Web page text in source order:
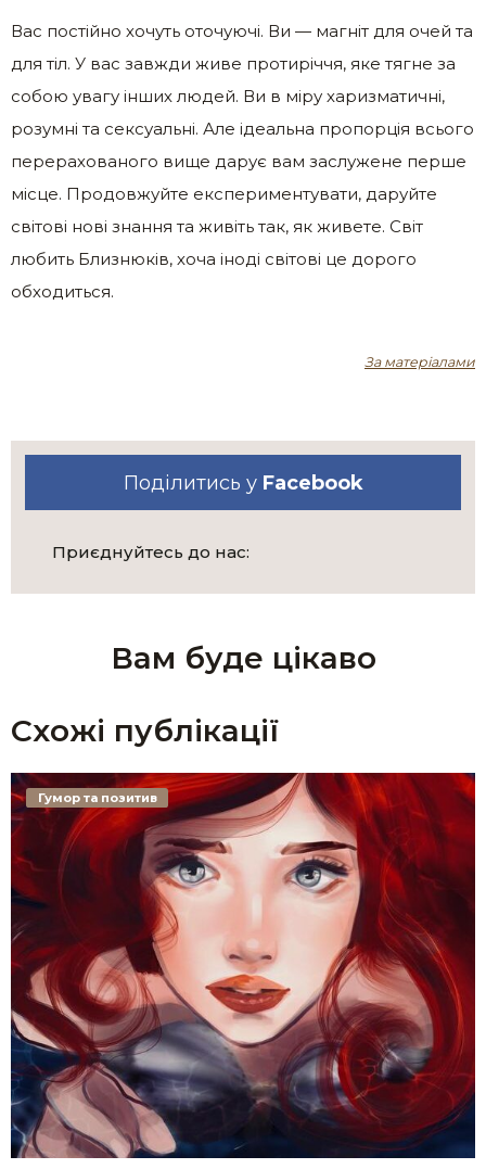
Вас постійно хочуть оточуючі. Ви — магніт для очей та
для тіл. У вас завжди живе протиріччя, яке тягне за
собою увагу інших людей. Ви в міру харизматичні,
розумні та сексуальні. Але ідеальна пропорція всього
перерахованого вище дарує вам заслужене перше
місце. Продовжуйте експериментувати, даруйте
світові нові знання та живіть так, як живете. Світ
любить Близнюків, хоча іноді світові це дорого
обходиться.
За матеріалами
Поділитись у Facebook
Приєднуйтесь до нас:
Вам буде цікаво
Схожі публікації
Гумор та позитив